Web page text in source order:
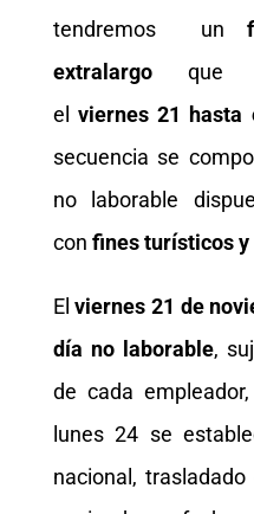
tendremos un
extralargoque
el viernes 21 hasta
secuencia se
no laborable
con fines turísticos y
Elviernes 21 de
día no laborable,
de cada
lunes 24 se
nacional,